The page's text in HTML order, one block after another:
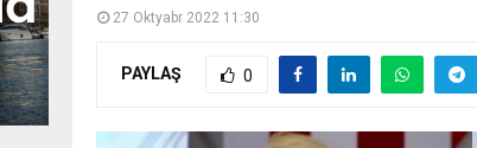
27 Oktyabr 2022 11:30
PAYLAŞ 0